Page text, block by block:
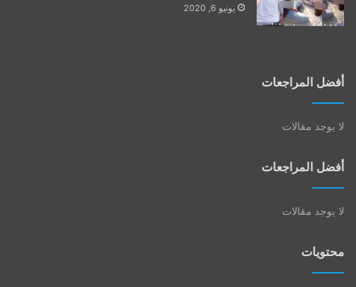
يونيو 6, 2020
أفضل المراجعات
لا يوجد مقالات
أفضل المراجعات
لا يوجد مقالات
محتويات